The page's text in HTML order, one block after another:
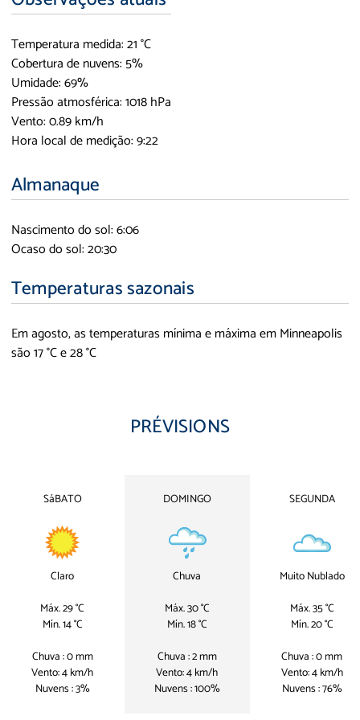
Temperatura medida: 21 °C
Cobertura de nuvens: 5%
Umidade: 69%
Pressão atmosférica: 1018 hPa
Vento: 0.89 km/h
Hora local de medição: 9:22
Almanaque
Nascimento do sol: 6:06
Ocaso do sol: 20:30
Temperaturas sazonais
Em agosto, as temperaturas mínima e máxima em Minneapolis
são 17 °C e 28 °C
PRÉVISIONS
SáBATO
Claro
Máx. 29 °C
Mín. 14 °C
Chuva : 0 mm
Vento: 4 km/h
Nuvens : 3%
DOMINGO
Chuva
Máx. 30 °C
Mín. 18 °C
Chuva : 2 mm
Vento: 4 km/h
Nuvens : 100%
SEGUNDA
Muito Nublado
Máx. 35 °C
Mín. 20 °C
Chuva : 0 mm
Vento: 4 km/h
Nuvens : 76%